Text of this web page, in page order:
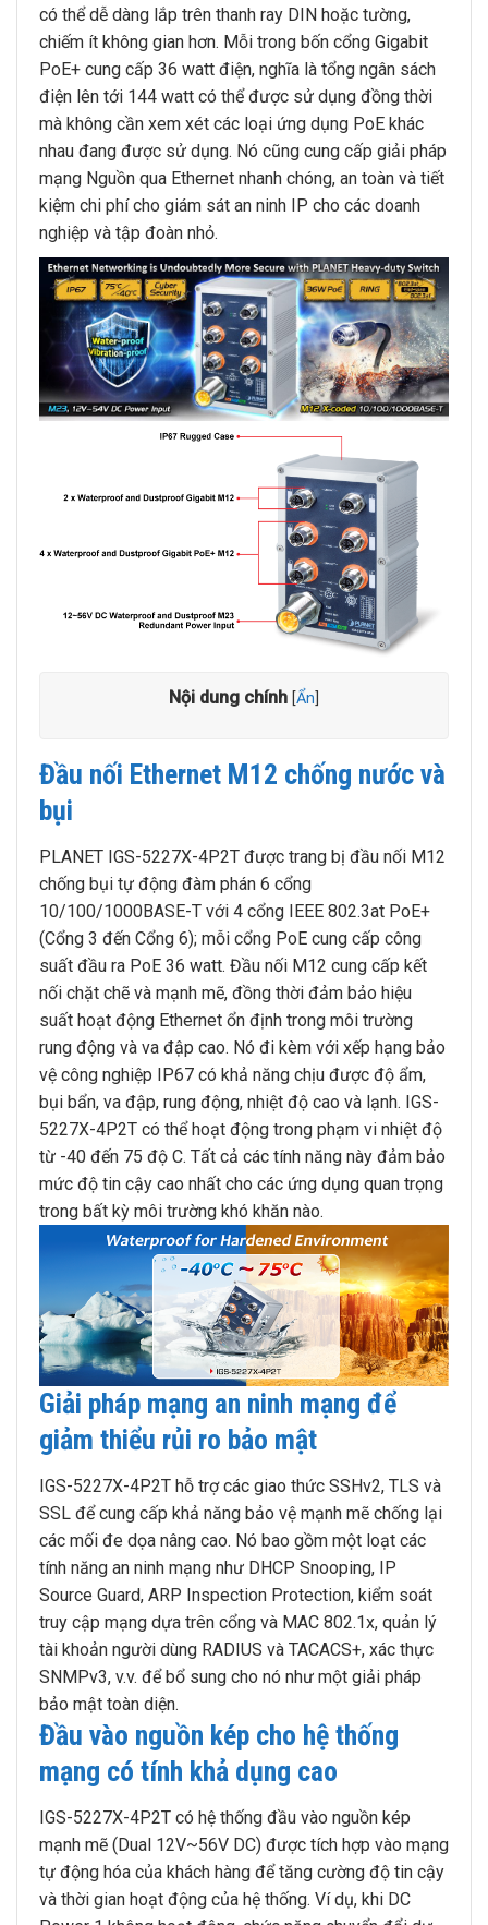
có thể dễ dàng lắp trên thanh ray DIN hoặc tường,
chiếm ít không gian hơn. Mỗi trong bốn cổng Gigabit
PoE+ cung cấp 36 watt điện, nghĩa là tổng ngân sách
điện lên tới 144 watt có thể được sử dụng đồng thời
mà không cần xem xét các loại ứng dụng PoE khác
nhau đang được sử dụng. Nó cũng cung cấp giải pháp
mạng Nguồn qua Ethernet nhanh chóng, an toàn và tiết
kiệm chi phí cho giám sát an ninh IP cho các doanh
nghiệp và tập đoàn nhỏ.
Nội dung chính [Ẩn
Đầu nối Ethernet M12 chống nước và
bụi
PLANET IGS-5227X-4P2T được trang bị đầu nối M12
chống bụi tự động đàm phán 6 cổng
10/100/1000BASE-T với 4 cổng IEEE 802.3at PoE+
(Cổng 3 đến Cổng 6); mỗi cổng PoE cung cấp công
suất đầu ra PoE 36 watt. Đầu nối M12 cung cấp kết
nối chặt chẽ và mạnh mẽ, đồng thời đảm bảo hiệu
suất hoạt động Ethernet ổn định trong môi trường
rung động và va đập cao. Nó đi kèm với xếp hạng bảo
vệ công nghiệp IP67 có khả năng chịu được độ ẩm,
bụi bẩn, va đập, rung động, nhiệt độ cao và lạnh. IGS-
5227X-4P2T có thể hoạt động trong phạm vi nhiệt độ
từ -40 đến 75 độ C. Tất cả các tính năng này đảm bảo
mức độ tin cậy cao nhất cho các ứng dụng quan trọng
trong bất kỳ môi trường khó khăn nào.
Giải pháp mạng an ninh mạng để
giảm thiểu rủi ro bảo mật
IGS-5227X-4P2T hỗ trợ các giao thức SSHv2, TLS và
SSL để cung cấp khả năng bảo vệ mạnh mẽ chống lại
các mối đe dọa nâng cao. Nó bao gồm một loạt các
tính năng an ninh mạng như DHCP Snooping, IP
Source Guard, ARP Inspection Protection, kiểm soát
truy cập mạng dựa trên cổng và MAC 802.1x, quản lý
tài khoản người dùng RADIUS và TACACS+, xác thực
SNMPv3, v.v. để bổ sung cho nó như một giải pháp
bảo mật toàn diện.
Đầu vào nguồn kép cho hệ thống
mạng có tính khả dụng cao
IGS-5227X-4P2T có hệ thống đầu vào nguồn kép
mạnh mẽ (Dual 12V~56V DC) được tích hợp vào mạng
tự động hóa của khách hàng để tăng cường độ tin cậy
và thời gian hoạt động của hệ thống. Ví dụ, khi DC